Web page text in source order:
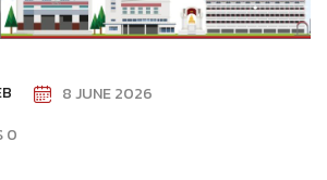
8 JUNE 2026
0